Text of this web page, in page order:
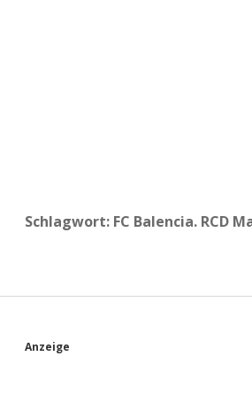
Schlagwort: FC Balencia. RCD
S
Anzeige